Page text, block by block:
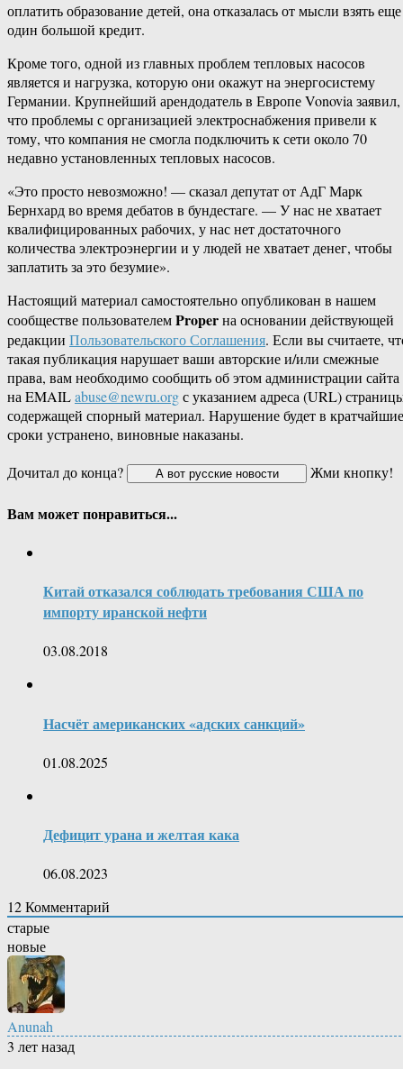
оплатить образование детей, она отказалась от мысли взять еще
один большой кредит.
Кроме того, одной из главных проблем тепловых насосов
является и нагрузка, которую они окажут на энергосистему
Германии. Крупнейший арендодатель в Европе Vonovia заявил,
что проблемы с организацией электроснабжения привели к
тому, что компания не смогла подключить к сети около 70
недавно установленных тепловых насосов.
«Это просто невозможно! — сказал депутат от АдГ Марк
Бернхард во время дебатов в бундестаге. — У нас не хватает
квалифицированных рабочих, у нас нет достаточного
количества электроэнергии и у людей не хватает денег, чтобы
заплатить за это безумие».
Настоящий материал самостоятельно опубликован в нашем
сообществе пользователемProperна основании действующей
редакции Пользовательского Соглашения. Если вы считаете,
такая публикация нарушает ваши авторские и/или смежные
права, вам необходимо сообщить об этом администрации сайта
на EMAILabuse@newru.orgс указанием адреса (URL)
содержащей спорный материал. Нарушение будет в кратчайшие
сроки устранено, виновные наказаны.
Дочитал до конца?
Жми кнопку!
Вам может понравиться...
Китай отказался соблюдать требования США по
импорту иранской нефти
03.08.2018
Насчёт американских «адских санкций»
01.08.2025
Дефицит урана и желтая кака
06.08.2023
12Комментарий
старые
новые
Anunah
3 лет назад